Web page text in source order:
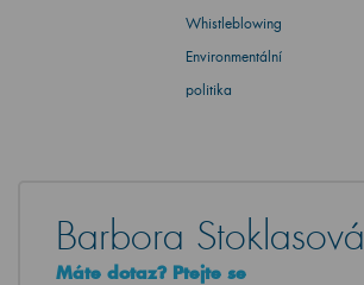
Whistleblowing
Environmentální
politika
Barbora Stoklasová
Máte dotaz? Ptejte se